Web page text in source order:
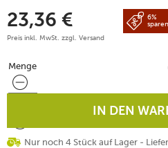
23,36 €
Preis inkl. MwSt. zzgl. Versand
6%
sparen
Menge
Menge
IN DEN
Nur noch 4 Stück auf Lager -